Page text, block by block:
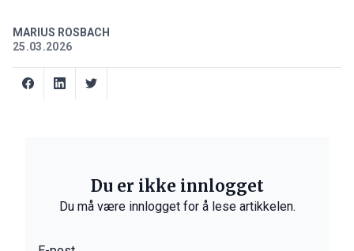
MARIUS ROSBACH
25.03.2026
Du er ikke innlogget
Du må være innlogget for å lese artikkelen.